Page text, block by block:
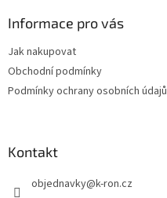
Informace pro vás
Jak nakupovat
Obchodní podmínky
Podmínky ochrany osobních údajů
Kontakt
objednavky@k-ron.cz